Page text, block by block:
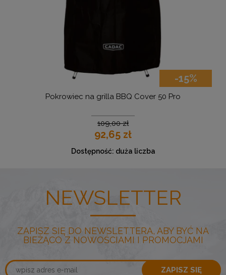
-15%
Pokrowiec na grilla BBQ Cover 50 Pro
109,00 zł
92,65 zł
Dostępność: duża liczba
NEWSLETTER
ZAPISZ SIĘ DO NEWSLETTERA, ABY BYĆ NA
BIEŻĄCO Z NOWOŚCIAMI I PROMOCJAMI
ZAPISZ SIĘ